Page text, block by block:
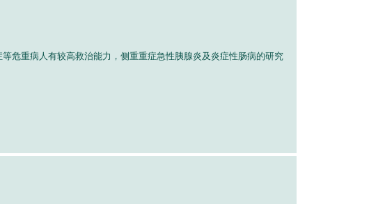
危重病人有较高救治能力，侧重重症急性胰腺炎及炎症性肠病的研究